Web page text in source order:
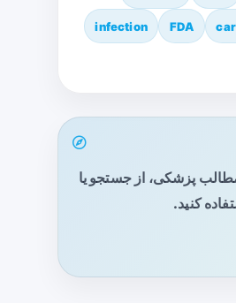
FDA
infection
پزشکی، از جستجو یا
کنید.